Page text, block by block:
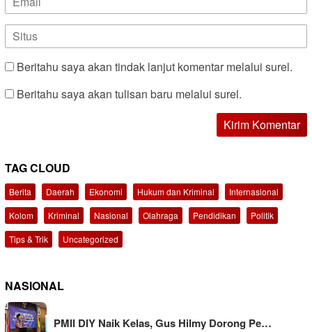
Beritahu saya akan tindak lanjut komentar melalui surel.
Beritahu saya akan tulisan baru melalui surel.
TAG CLOUD
Berita Daerah Ekonomi Hukum dan Kriminal
Internasional
Kolom
Kriminal Nasional Olahraga Pendidikan
Politik
Tips & Trik
Uncategorized
NASIONAL
PMII DIY Naik Kelas, Gus Hilmy Dorong Pe…